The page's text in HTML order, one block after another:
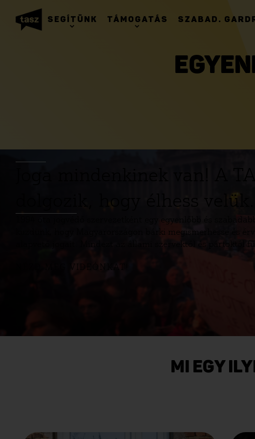
SEGÍTÜNK TÁMOGATÁS SZABAD.
Joga mindenkinek van! A
dolgozik, hogy élhess velük.
1994 óta jogvédő szervezetként egy egyenlőbb és
küzdünk, hogy Magyarországon bárki megismerhesse és
alapvető jogait. Mindezt az állami szervektől és pártoktól
NÉZD MEG VIDEÓNKAT!
MI EGY